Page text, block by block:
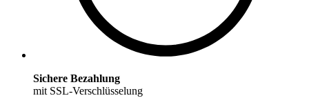
Sichere Bezahlung
mit SSL-Verschlüsselung